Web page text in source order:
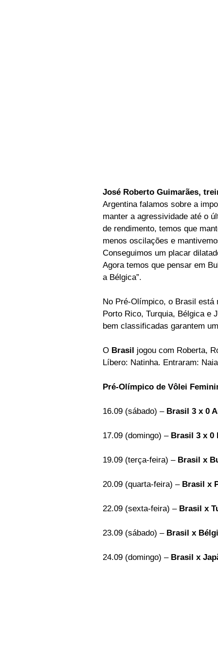
José Roberto Guimarães,
Argentina falamos sobre a
manter a agressividade até o
de rendimento, temos que
menos oscilações e
Conseguimos um placar
Agora temos que pensar em
a Bélgica”.
No Pré-Olímpico, o Brasil está
Porto Rico, Turquia, Bélgica e
bem classificadas garantem
O Brasil
jogou com Roberta,
Líbero: Natinha. Entraram:
Pré-Olímpico de Vôlei
16.09 (sábado) – Brasil 3 x 0
17.09 (domingo) – Brasil 3 x 0
19.09 (terça-feira) – Brasil x
20.09 (quarta-feira) – Brasil x
22.09 (sexta-feira) – Brasil x
23.09 (sábado) – Brasil x
24.09 (domingo) – Brasil x